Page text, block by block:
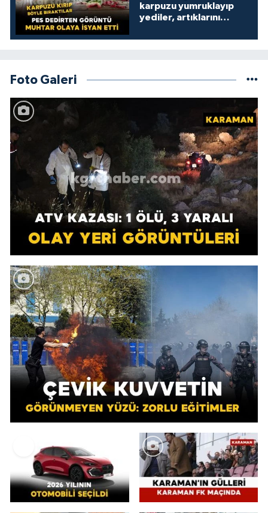
karpuzu yumruklayıp
yediler, artıklarını
Foto Galeri